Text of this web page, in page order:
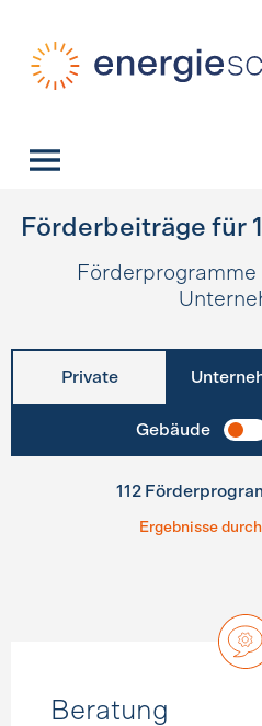
Förderbeiträge für
Private
Gebäude
112
Ergebnisse
Beratung